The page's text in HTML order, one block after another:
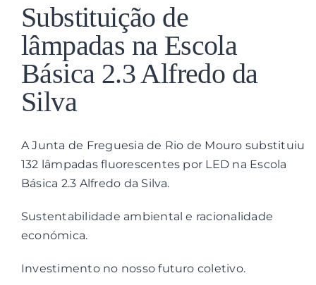
Balcão Digital
Notícias e Eventos
Contactos
Associações
Larger
Image
Substituição de
lâmpadas na Escola
Básica 2.3 Alfredo da
Silva
A Junta de Freguesia de Rio de Mouro substituiu
132 lâmpadas fluorescentes por LED na Escola
Básica 2.3 Alfredo da Silva.
Sustentabilidade ambiental e racionalidade
económica.
Investimento no nosso futuro coletivo.